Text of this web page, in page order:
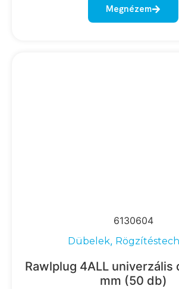
Megnézem
6130604
Dübelek,
Rawlplug 4ALL univerzális
mm (50 db)